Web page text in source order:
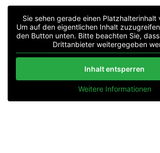
Sie sehen gerade einen Platzhalterinhalt
Um auf den eigentlichen Inhalt
den Button unten. Bitte beachten Sie,
Drittanbieter weitergegeben
Inhalt entsperren
Weitere Informationen